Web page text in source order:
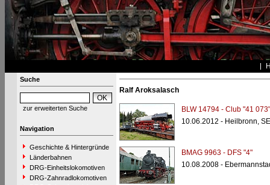
Suche
zur erweiterten Suche
Navigation
Geschichte & Hintergründe
Länderbahnen
DRG-Einheitslokomotiven
DRG-Zahnradlokomotiven
Ralf Aroksalasch
BLW 14794 - Club "41 073"
10.06.2012 - Heilbronn,
BMAG 9963 - DFS "4"
10.08.2008 -